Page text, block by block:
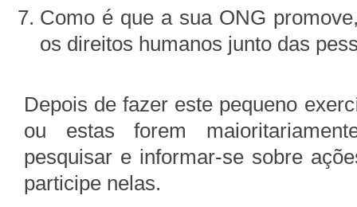
Como é que a sua ONG
os direitos humanos junto das
Depois de fazer este pequeno
ou estas forem
pesquisar e informar-se sobre
participe nelas.